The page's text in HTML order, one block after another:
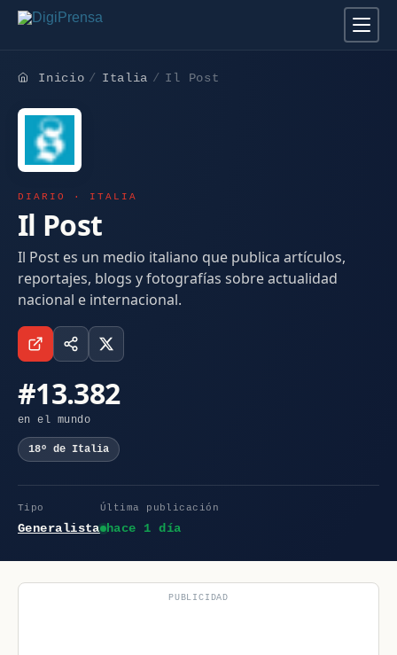
Inicio Italia Il Post
DIARIO · ITALIA
Il Post
Il Post es un medio italiano que publica artículos,
reportajes, blogs y fotografías sobre actualidad
nacional e internacional.
#13.382
en el mundo
18º de Italia
Tipo
Generalista
Última publicación
hace 1 día
PUBLICIDAD